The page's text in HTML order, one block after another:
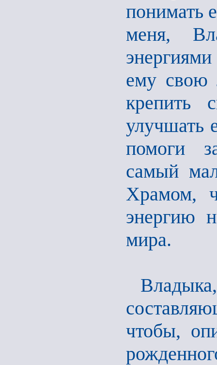
понимать
меня,
ему свою
крепить
улучшать
помоги
самый
Храмом,
энергию
мира.
чтобы,